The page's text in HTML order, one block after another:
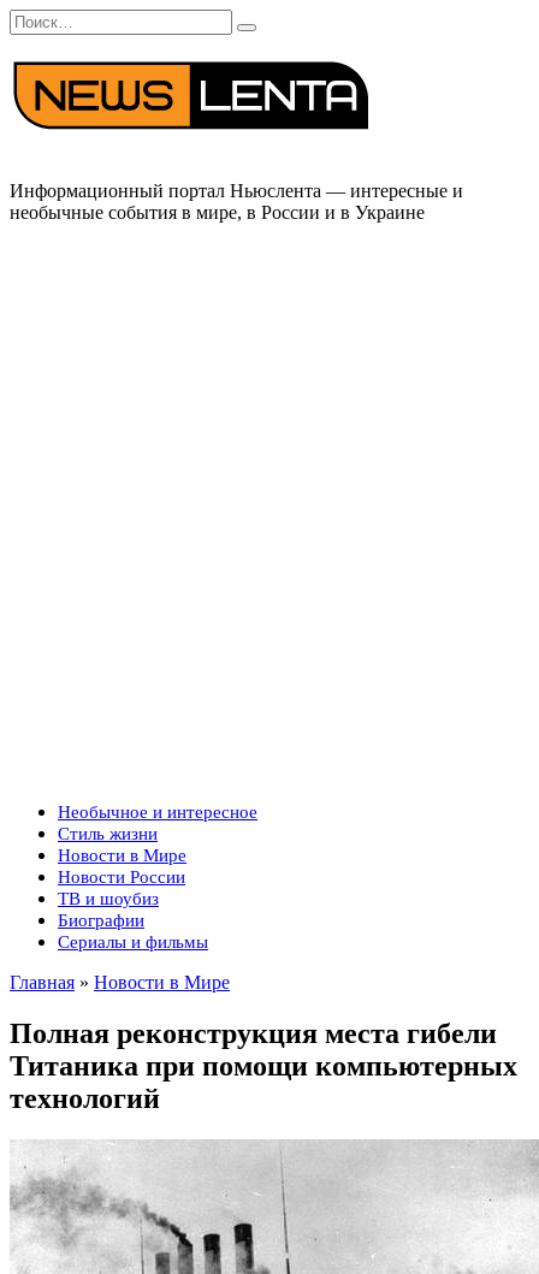
Перейти
к
содержанию
Search
for:
Информационный портал Ньюслента — интересные и
необычные события в мире, в России и в Украине
Необычное и интересное
Стиль жизни
Новости в Мире
Новости России
ТВ и шоубиз
Биографии
Сериалы и фильмы
Главная » Новости в Мире
Полная реконструкция места гибели
Титаника при помощи компьютерных
технологий